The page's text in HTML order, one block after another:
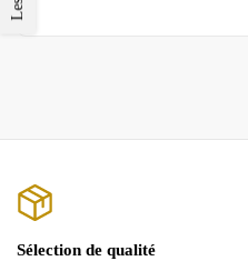
Sélection de qualité